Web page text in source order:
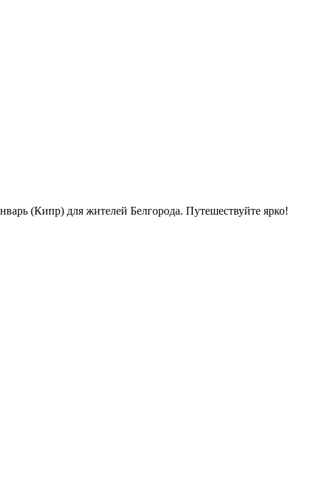
(Кипр) для жителей Белгорода. Путешествуйте ярко!